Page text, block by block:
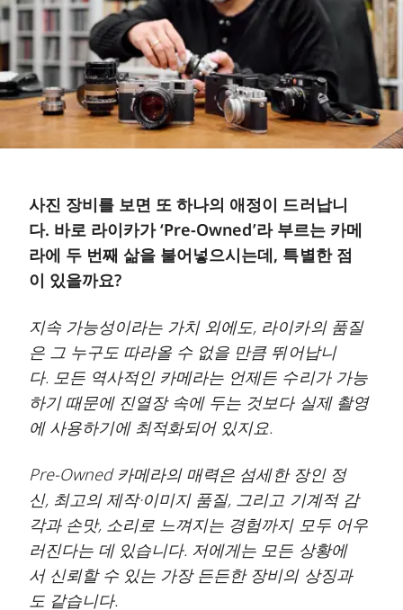
사진 장비를 보면 또 하나의 애정이 드러납니
다. 바로 라이카가 ‘Pre-Owned’라 부르는 카메
라에 두 번째 삶을 불어넣으시는데, 특별한 점
이 있을까요?
지속 가능성이라는 가치 외에도, 라이카의 품질
은 그 누구도 따라올 수 없을 만큼 뛰어납니
다. 모든 역사적인 카메라는 언제든 수리가 가능
하기 때문에 진열장 속에 두는 것보다 실제 촬영
에 사용하기에 최적화되어 있지요.
Pre-Owned 카메라의 매력은 섬세한 장인 정
신, 최고의 제작·이미지 품질, 그리고 기계적 감
각과 손맛, 소리로 느껴지는 경험까지 모두 어우
러진다는 데 있습니다. 저에게는 모든 상황에
서 신뢰할 수 있는 가장 든든한 장비의 상징과
도 같습니다.